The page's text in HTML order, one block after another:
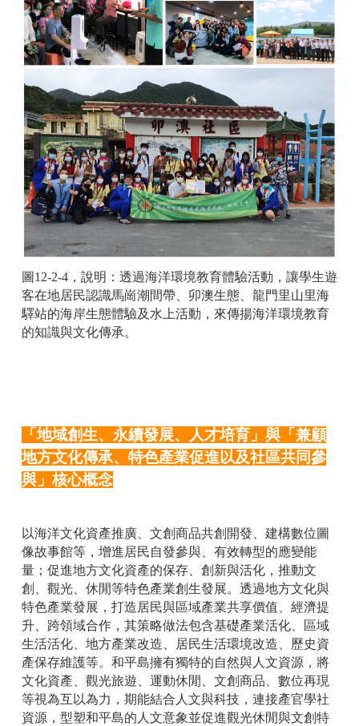
圖12-2-4，說明：透過海洋環境教育體驗活動，讓學生遊
客在地居民認識馬崗潮間帶、卯澳生態、龍門里山里海
驛站的海岸生態體驗及水上活動，來傳揚海洋環境教育
的知識與文化傳承。
「地域創生、永續發展、人才培育」與「兼顧
地方文化傳承、特色產業促進以及社區共同參
與」核心概念
以海洋文化資產推廣、文創商品共創開發、建構數位圖
像故事館等，增進居民自發參與、有效轉型的應變能
量；促進地方文化資產的保存、創新與活化，推動文
創、觀光、休閒等特色產業創生發展。透過地方文化與
特色產業發展，打造居民與區域產業共享價值、經濟提
升、跨領域合作，其策略做法包含基礎產業活化、區域
生活活化、地方產業改造、居民生活環境改造、歷史資
產保存維護等。和平島擁有獨特的自然與人文資源，將
文化資產、觀光旅遊、運動休閒、文創商品、數位再現
等視為互以為力，期能結合人文與科技，連接產官學社
資源，型塑和平島的人文意象並促進觀光休閒與文創特